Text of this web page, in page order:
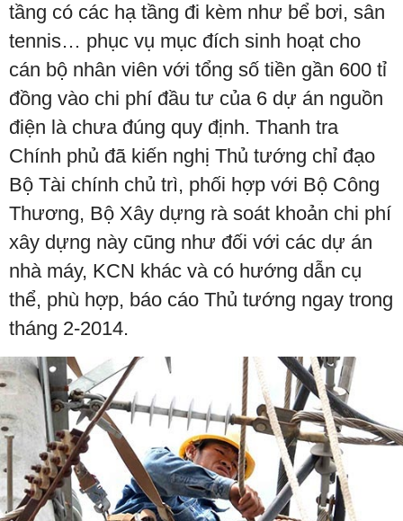
tầng có các hạ tầng đi kèm như bể bơi, sân
tennis… phục vụ mục đích sinh hoạt cho
cán bộ nhân viên với tổng số tiền gần 600 tỉ
đồng vào chi phí đầu tư của 6 dự án nguồn
điện là chưa đúng quy định. Thanh tra
Chính phủ đã kiến nghị Thủ tướng chỉ đạo
Bộ Tài chính chủ trì, phối hợp với Bộ Công
Thương, Bộ Xây dựng rà soát khoản chi phí
xây dựng này cũng như đối với các dự án
nhà máy, KCN khác và có hướng dẫn cụ
thể, phù hợp, báo cáo Thủ tướng ngay trong
tháng 2-2014.